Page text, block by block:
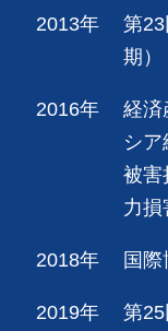
2013年
第
期）
2016年
経済
シ
被害
力損
2018年 国
2019年 第